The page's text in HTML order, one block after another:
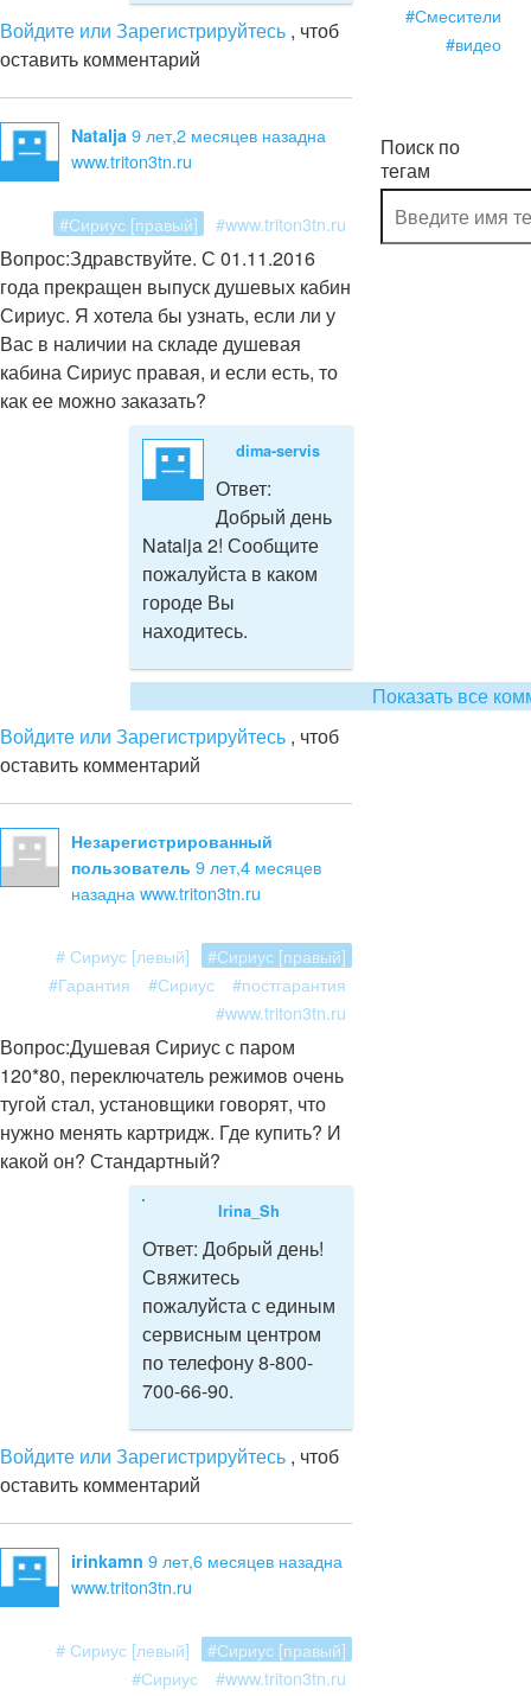
Войдите или Зарегистрируйтесь , чтоб
оставить комментарий
Natalja 9 лет,2 месяцев назадна
www.triton3tn.ru
#Сириус [правый] #www.triton3tn.ru
Вопрос:Здравствуйте. С 01.11.2016
года прекращен выпуск душевых кабин
Сириус. Я хотела бы узнать, если ли у
Вас в наличии на складе душевая
кабина Сириус правая, и если есть, то
как ее можно заказать?
dima-servis
Ответ:
Добрый день
Natalja 2! Сообщите
пожалуйста в каком
городе Вы
находитесь.
Показать все
Войдите или Зарегистрируйтесь , чтоб
оставить комментарий
Незарегистрированный
пользователь 9 лет,4 месяцев
назадна www.triton3tn.ru
# Сириус [левый]
#Сириус [правый]
#Гарантия
#Сириус
#постгарантия
#www.triton3tn.ru
Вопрос:Душевая Сириус с паром
120*80, переключатель режимов очень
тугой стал, установщики говорят, что
нужно менять картридж. Где купить? И
какой он? Стандартный?
Irina_Sh
Ответ: Добрый день!
Свяжитесь
пожалуйста с единым
сервисным центром
по телефону 8-800-
700-66-90.
Войдите или Зарегистрируйтесь , чтоб
оставить комментарий
irinkamn 9 лет,6 месяцев назадна
www.triton3tn.ru
# Сириус [левый]
#Сириус [правый]
#Сириус
#www.triton3tn.ru
#Смесители
#видео
Поиск по
тегам